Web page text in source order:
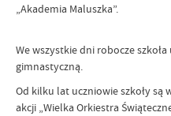
„Akademia Maluszka”.
We wszystkie dni robocze
gimnastyczną.
Od kilku lat uczniowie szkoły
akcji „Wielka Orkiestra